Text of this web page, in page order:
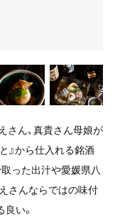
さん、真貴さん母娘が
』から仕入れる銘酒
った出汁や愛媛県八
さんならではの味付
い。